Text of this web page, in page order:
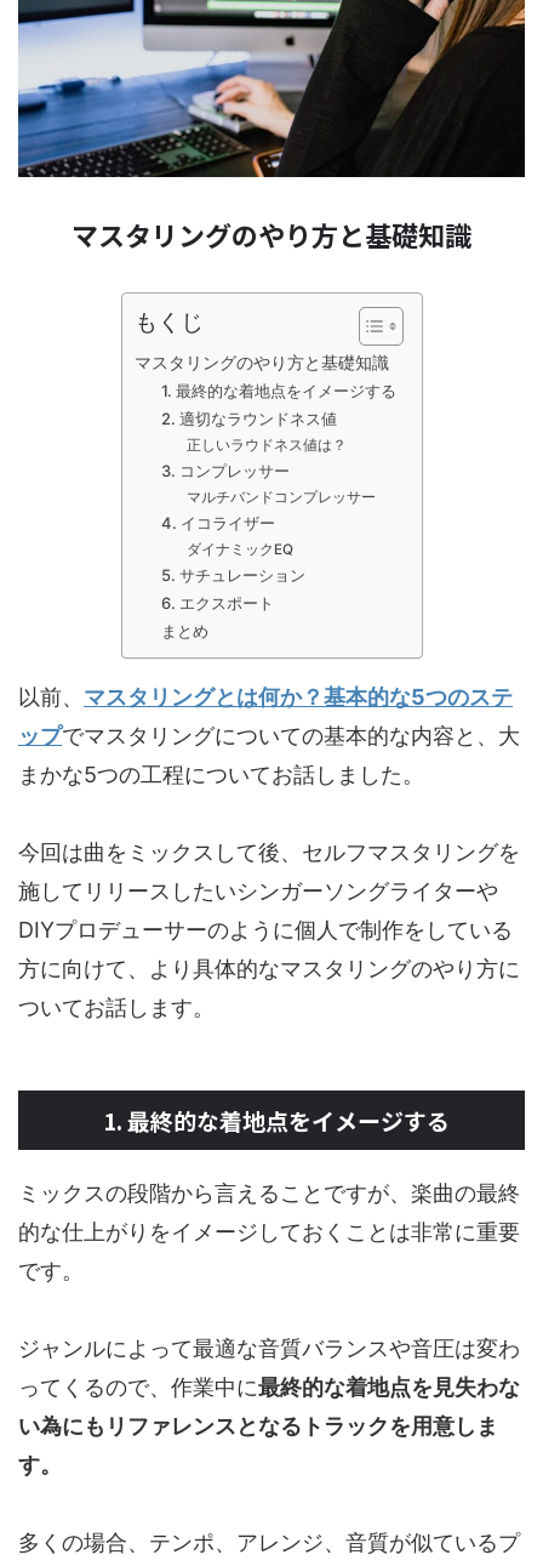
マスタリングのやり方と基礎知識
もくじ
マスタリングのやり方と基礎知識
1. 最終的な着地点をイメージする
2. 適切なラウンドネス値
正しいラウドネス値は？
3. コンプレッサー
マルチバンドコンプレッサー
4. イコライザー
ダイナミックEQ
5. サチュレーション
6. エクスポート
まとめ
以前、 マスタリングとは何か？基本的な5つのステ
ップでマスタリングについての基本的な内容と、大
まかな5つの工程についてお話しました。
今回は曲をミックスして後、セルフマスタリングを
施してリリースしたいシンガーソングライターや
DIYプロデューサーのように個人で制作をしている
方に向けて、より具体的なマスタリングのやり方に
ついてお話します。
1. 最終的な着地点をイメージする
ミックスの段階から言えることですが、楽曲の最終
的な仕上がりをイメージしておくことは非常に重要
です。
ジャンルによって最適な音質バランスや音圧は変わ
ってくるので、作業中に最終的な着地点を見失わな
い為にもリファレンスとなるトラックを用意しま
す。
多くの場合、テンポ、アレンジ、音質が似ているプ